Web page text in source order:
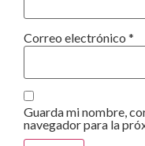
Correo electrónico *
Guarda mi nombre,
navegador para la